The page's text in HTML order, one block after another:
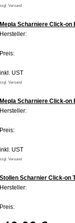
zzgl. Versand
Mepla Scharniere Click-on
Hersteller:
Preis:
inkl. UST
zzgl. Versand
Mepla Scharniere Click-on
Hersteller:
Preis:
inkl. UST
zzgl. Versand
Stollen Scharnier Click-on
Hersteller:
Preis: